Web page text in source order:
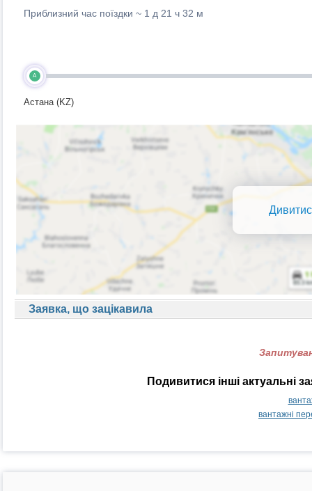
Приблизний час поїздки ~ 1 д 21 ч 32 м
A
Астана (KZ)
Заявка, що зацікавила
Подивитися інші актуальні
вантажні